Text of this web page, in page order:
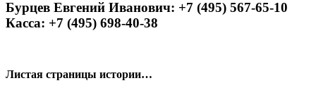
Бурцев Евгений Иванович: +7 (495) 567-65-10
Касса: +7 (495) 698-40-38
Листая страницы истории…